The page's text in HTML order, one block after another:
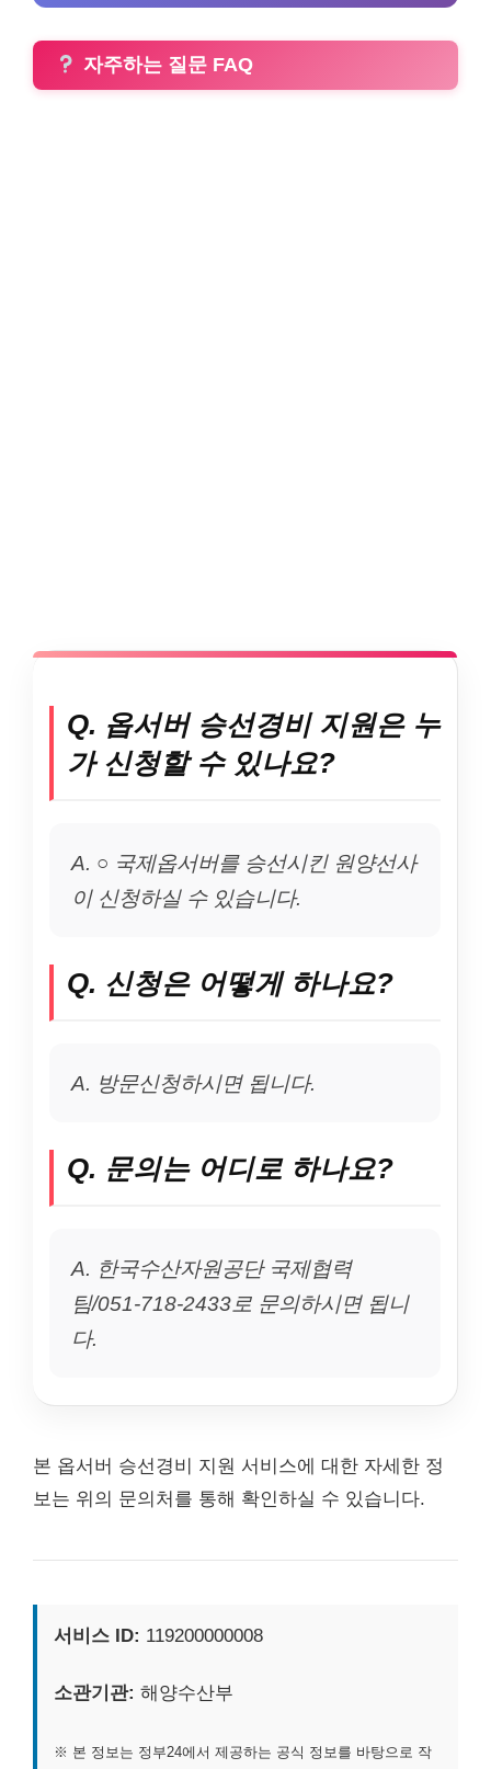
자주하는 질문 FAQ
Q. 옵서버 승선경비 지원은 누
가 신청할 수 있나요?
A. ○ 국제옵서버를 승선시킨 원양선사
이 신청하실 수 있습니다.
Q. 신청은 어떻게 하나요?
A. 방문신청하시면 됩니다.
Q. 문의는 어디로 하나요?
A. 한국수산자원공단 국제협력
팀/051-718-2433로 문의하시면 됩니
다.
본 옵서버 승선경비 지원 서비스에 대한 자세한 정
보는 위의 문의처를 통해 확인하실 수 있습니다.
서비스 ID: 119200000008
소관기관: 해양수산부
※ 본 정보는 정부24에서 제공하는 공식 정보를 바탕으로 작